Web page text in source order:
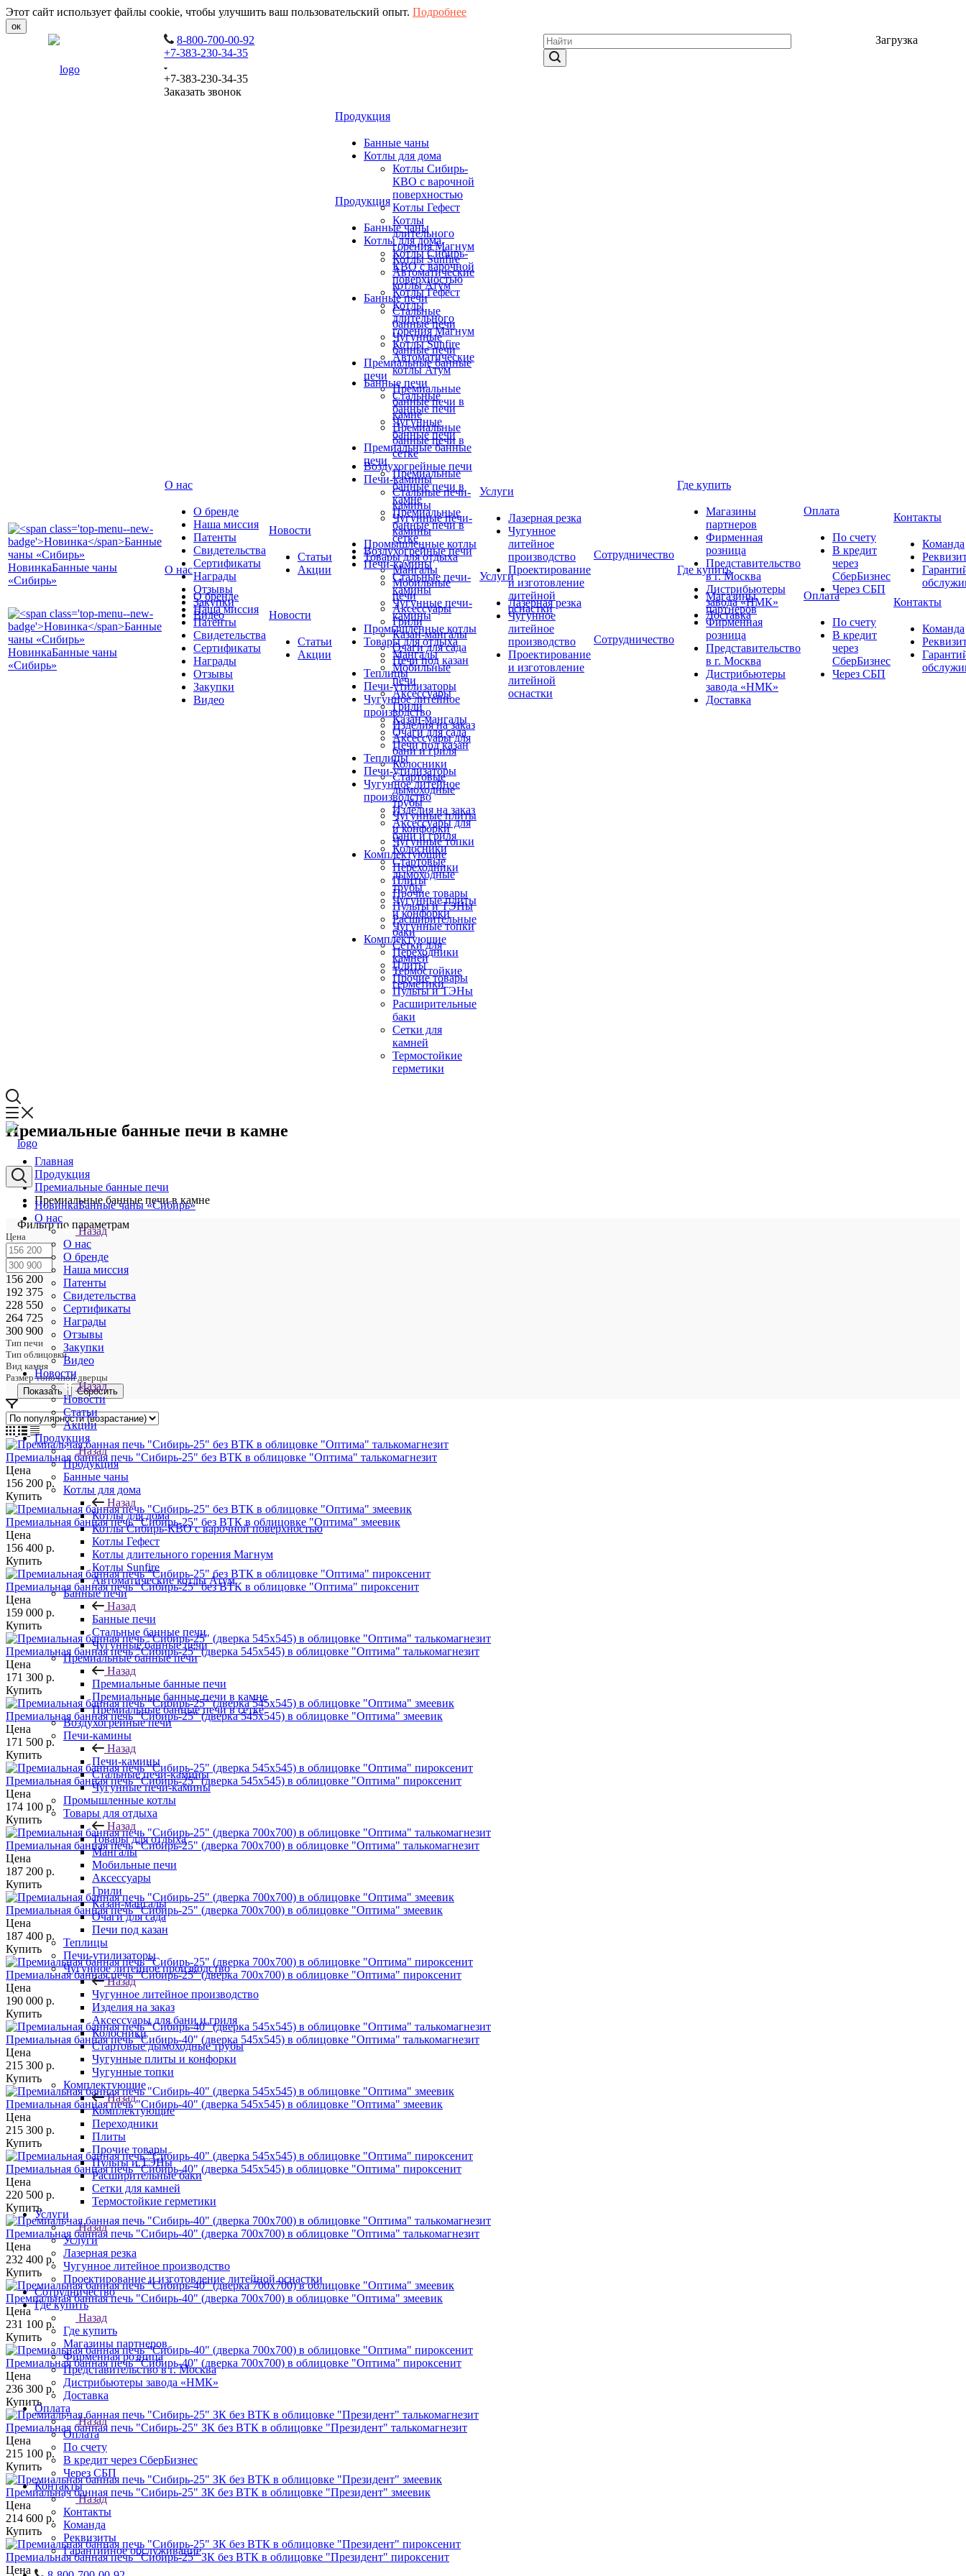
Этот сайт использует файлы cookie, чтобы улучшить ваш пользовательский опыт. Подробнее
ок
8-800-700-00-92
+7-383-230-34-35
+7-383-230-34-35
Заказать звонок
Загрузка
НовинкаБанные чаны
«Сибирь»
О нас
О бренде
Наша миссия
Патенты
Свидетельства
Сертификаты
Награды
Отзывы
Закупки
Видео
Новости
Статьи
Акции
Продукция
Банные чаны
Котлы для дома
Котлы Сибирь-
КВО с варочной
поверхностью
Котлы Гефест
Котлы
длительного
горения Магнум
Котлы Sunfire
Автоматические
котлы Атум
Банные печи
Стальные
банные печи
Чугунные
банные печи
Премиальные банные
печи
Премиальные
банные печи в
камне
Премиальные
банные печи в
сетке
Воздухогрейные печи
Печи-камины
Стальные печи-
камины
Чугунные печи-
камины
Промышленные котлы
Товары для отдыха
Мангалы
Мобильные
печи
Аксессуары
Грили
Казан-мангалы
Очаги для сада
Печи под казан
Теплицы
Печи-утилизаторы
Чугунное литейное
производство
Изделия на заказ
Аксессуары для
бани и гриля
Колосники
Стартовые
дымоходные
трубы
Чугунные плиты
и конфорки
Чугунные топки
Комплектующие
Переходники
Плиты
Прочие товары
Пульты и ТЭНы
Расширительные
баки
Сетки для
камней
Термостойкие
герметики
Услуги
Лазерная резка
Чугунное
литейное
производство
Проектирование
и изготовление
литейной
оснастки
Сотрудничество
Где купить
Магазины
партнеров
Фирменная
розница
Представительство
в г. Москва
Дистрибьютеры
завода «НМК»
Доставка
Оплата
По счету
В кредит
через
СберБизнес
Через СБП
Контакты
Команда
НовинкаБанные чаны
«Сибирь»
О нас
О бренде
Наша миссия
Патенты
Свидетельства
Сертификаты
Награды
Отзывы
Закупки
Видео
Новости
Статьи
Акции
Продукция
Банные чаны
Котлы для дома
Котлы Сибирь-
КВО с варочной
поверхностью
Котлы Гефест
Котлы
длительного
горения Магнум
Котлы Sunfire
Автоматические
котлы Атум
Банные печи
Стальные
банные печи
Чугунные
банные печи
Премиальные банные
печи
Премиальные
банные печи в
камне
Премиальные
банные печи в
сетке
Воздухогрейные печи
Печи-камины
Стальные печи-
камины
Чугунные печи-
камины
Промышленные котлы
Товары для отдыха
Мангалы
Мобильные
печи
Аксессуары
Грили
Казан-мангалы
Очаги для сада
Печи под казан
Теплицы
Печи-утилизаторы
Чугунное литейное
производство
Изделия на заказ
Аксессуары для
бани и гриля
Колосники
Стартовые
дымоходные
трубы
Чугунные плиты
и конфорки
Чугунные топки
Комплектующие
Переходники
Плиты
Прочие товары
Пульты и ТЭНы
Расширительные
баки
Сетки для
камней
Термостойкие
герметики
Услуги
Лазерная резка
Чугунное
литейное
производство
Проектирование
и изготовление
литейной
оснастки
Сотрудничество
Где купить
Магазины
партнеров
Фирменная
розница
Представительство
в г. Москва
Дистрибьютеры
завода «НМК»
Доставка
Оплата
По счету
В кредит
через
СберБизнес
Через СБП
Контакты
Команда
НовинкаБанные чаны «Сибирь»
О нас
Назад
О нас
О бренде
Наша миссия
Патенты
Свидетельства
Сертификаты
Награды
Отзывы
Закупки
Видео
Новости
Назад
Новости
Статьи
Акции
Продукция
Назад
Продукция
Банные чаны
Котлы для дома
Назад
Котлы для дома
Котлы Сибирь-КВО с варочной поверхностью
Котлы Гефест
Котлы длительного горения Магнум
Котлы Sunfire
Автоматические котлы Атум
Банные печи
Назад
Банные печи
Стальные банные печи
Чугунные банные печи
Премиальные банные печи
Назад
Премиальные банные печи
Премиальные банные печи в камне
Премиальные банные печи в сетке
Воздухогрейные печи
Печи-камины
Назад
Печи-камины
Стальные печи-камины
Чугунные печи-камины
Промышленные котлы
Товары для отдыха
Назад
Товары для отдыха
Мангалы
Мобильные печи
Аксессуары
Грили
Казан-мангалы
Очаги для сада
Печи под казан
Теплицы
Печи-утилизаторы
Чугунное литейное производство
Назад
Чугунное литейное производство
Изделия на заказ
Аксессуары для бани и гриля
Колосники
Стартовые дымоходные трубы
Чугунные плиты и конфорки
Чугунные топки
Комплектующие
Назад
Комплектующие
Переходники
Плиты
Прочие товары
Пульты и ТЭНы
Расширительные баки
Сетки для камней
Термостойкие герметики
Услуги
Назад
Услуги
Лазерная резка
Чугунное литейное производство
Проектирование и изготовление литейной оснастки
Сотрудничество
Где купить
Назад
Где купить
Магазины партнеров
Фирменная розница
Представительство в г. Москва
Дистрибьютеры завода «НМК»
Доставка
Оплата
Назад
Оплата
По счету
В кредит через СберБизнес
Через СБП
Контакты
Назад
Контакты
Команда
Реквизиты
Гарантийное обслуживание
Премиальные банные печи в камне
Главная
Продукция
Премиальные банные печи
Премиальные банные печи в камне
Фильтр по параметрам
Цена
156 200
192 375
228 550
264 725
300 900
Тип печи
Тип облицовки
Вид камня
Размер топочной дверцы
Сбросить
Премиальная банная печь "Сибирь-25" без ВТК в облицовке "Оптима" талькомагнезит
Цена
156 200 р.
Купить
Премиальная банная печь "Сибирь-25" без ВТК в облицовке "Оптима" змеевик
Цена
156 400 р.
Купить
Премиальная банная печь "Сибирь-25" без ВТК в облицовке "Оптима" пироксенит
Цена
159 000 р.
Купить
Премиальная банная печь "Сибирь-25" (дверка 545х545) в облицовке "Оптима" талькомагнезит
Цена
171 300 р.
Купить
Премиальная банная печь "Сибирь-25" (дверка 545х545) в облицовке "Оптима" змеевик
Цена
171 500 р.
Купить
Премиальная банная печь "Сибирь-25" (дверка 545х545) в облицовке "Оптима" пироксенит
Цена
174 100 р.
Купить
Премиальная банная печь "Сибирь-25" (дверка 700х700) в облицовке "Оптима" талькомагнезит
Цена
187 200 р.
Купить
Премиальная банная печь "Сибирь-25" (дверка 700х700) в облицовке "Оптима" змеевик
Цена
187 400 р.
Купить
Премиальная банная печь "Сибирь-25" (дверка 700х700) в облицовке "Оптима" пироксенит
Цена
190 000 р.
Купить
Премиальная банная печь "Сибирь-40" (дверка 545х545) в облицовке "Оптима" талькомагнезит
Цена
215 300 р.
Купить
Премиальная банная печь "Сибирь-40" (дверка 545х545) в облицовке "Оптима" змеевик
Цена
215 300 р.
Купить
Премиальная банная печь "Сибирь-40" (дверка 545х545) в облицовке "Оптима" пироксенит
Цена
220 500 р.
Купить
Премиальная банная печь "Сибирь-40" (дверка 700х700) в облицовке "Оптима" талькомагнезит
Цена
232 400 р.
Купить
Премиальная банная печь "Сибирь-40" (дверка 700х700) в облицовке "Оптима" змеевик
Цена
231 100 р.
Купить
Премиальная банная печь "Сибирь-40" (дверка 700х700) в облицовке "Оптима" пироксенит
Цена
236 300 р.
Купить
Премиальная банная печь "Сибирь-25" ЗК без ВТК в облицовке "Президент" талькомагнезит
Цена
215 100 р.
Купить
Премиальная банная печь "Сибирь-25" ЗК без ВТК в облицовке "Президент" змеевик
Цена
214 600 р.
Купить
Премиальная банная печь "Сибирь-25" ЗК без ВТК в облицовке "Президент" пироксенит
Цена